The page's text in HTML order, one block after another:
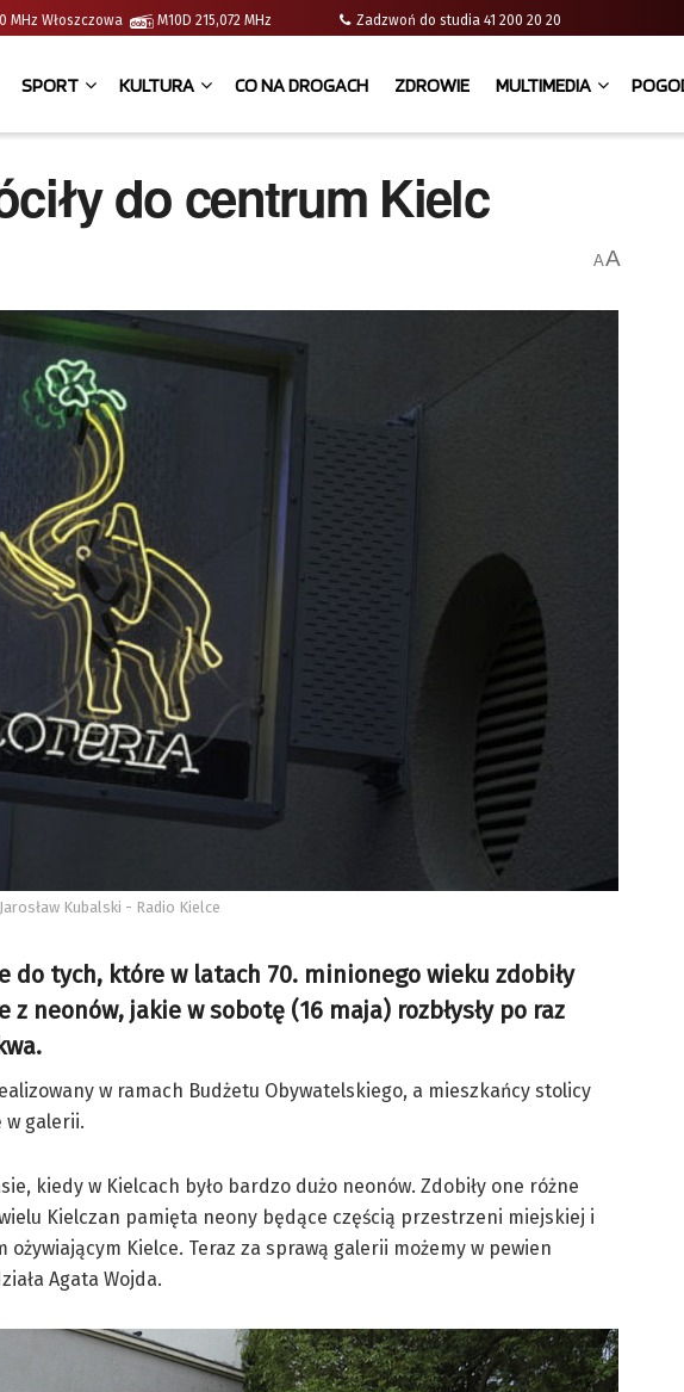
MHz Włoszczowa M10D 215,072 MHz Zadzwoń do studia 41 200 20 20
SPORT KULTURA CO NA DROGACH ZDROWIE MULTIMEDIA
do centrum Kielc
AA
Kubalski - Radio Kielce
do tych, które w latach 70. minionego wieku zdobiły
neonów, jakie w sobotę (16 maja) rozbłysły po raz
w ramach Budżetu Obywatelskiego, a mieszkańcy stolicy
w galerii.
kiedy w Kielcach było bardzo dużo neonów. Zdobiły one różne
Kielczan pamięta neony będące częścią przestrzeni miejskiej i
Kielce. Teraz za sprawą galerii możemy w pewien
Agata Wojda.